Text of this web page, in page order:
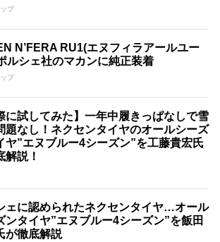
プ
N’FERA RU1(エヌフィラアールユー
ルシェ社のマカンに純正装着
プ
に試してみた】一年中履きっぱなしで雪
題なし！ネクセンタイヤのオールシーズ
ヤ”エヌブルー4シーズン”を工藤貴宏氏
解説！
ェに認められたネクセンタイヤ…オール
ンタイヤ”エヌブルー4シーズン”を飯田
が徹底解説